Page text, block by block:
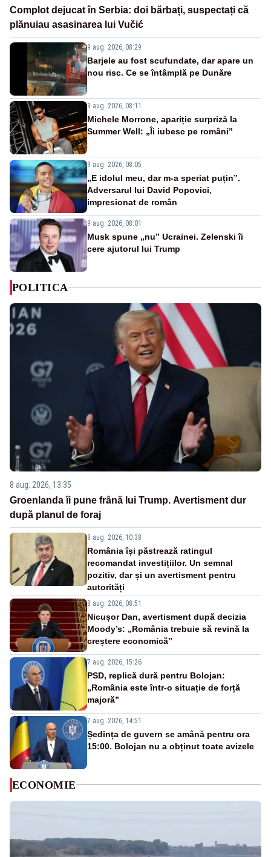
Complot dejucat în Serbia: doi bărbați, suspectați că
plănuiau asasinarea lui Vučić
9 aug. 2026, 08:29
Barjele au fost scufundate, dar apare un
nou risc. Ce se întâmplă pe Dunăre
9 aug. 2026, 08:11
Michele Morrone, apariție surpriză la
Summer Well: „Îi iubesc pe români”
9 aug. 2026, 08:05
„E idolul meu, dar m-a speriat puțin”.
Adversarul lui David Popovici,
impresionat de român
9 aug. 2026, 08:01
Musk spune „nu” Ucrainei. Zelenski îi
cere ajutorul lui Trump
POLITICA
8 aug. 2026, 13:35
Groenlanda îi pune frână lui Trump. Avertisment dur
după planul de foraj
8 aug. 2026, 10:38
România își păstrează ratingul
recomandat investițiilor. Un semnal
pozitiv, dar și un avertisment pentru
autorități
8 aug. 2026, 08:51
Nicușor Dan, avertisment după decizia
Moody’s: „România trebuie să revină la
creștere economică”
7 aug. 2026, 15:26
PSD, replică dură pentru Bolojan:
„România este într-o situație de forță
majoră”
7 aug. 2026, 14:51
Ședința de guvern se amână pentru ora
15:00. Bolojan nu a obținut toate avizele
ECONOMIE